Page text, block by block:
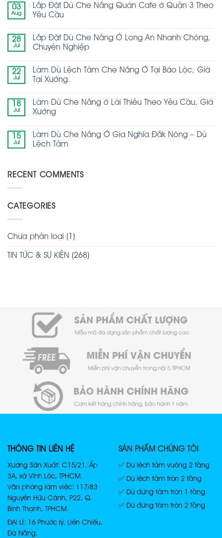
03
Aug
Lắp Đặt Dù Che Nắng Quán Cafe ở Quận 3 Theo
Yêu Cầu
28
Jul
Lắp Đặt Dù Che Nắng Ở Long An Nhanh Chóng,
Chuyên Nghiệp
22
Jul
Làm Dù Lệch Tâm Che Nắng Ở Tại Bảo Lộc, Giá
Tại Xưởng.
18
Jul
Làm Dù Che Nắng ở Lái Thiêu Theo Yêu Cầu, Giá
Xưởng
15
Jul
Làm Dù Che Nắng Ở Gia Nghĩa Đắk Nông – Dù
Lệch Tâm
RECENT COMMENTS
CATEGORIES
Chưa phân loại (1)
TIN TỨC & SỰ KIỆN (268)
THÔNG TIN LIÊN HỆ
Xưởng Sản Xuất: C15/21, Ấp
3A, xã Vĩnh Lộc, TPHCM.
Văn phòng làm việc: 117/83
Nguyễn Hữu Cảnh, P22, Q.
Bình Thạnh, TPHCM.
ĐẠI LÍ: 16 Phước lý, Liên Chiểu,
Đà Nẵng.
SẢN PHẨM CHÚNG TÔI
✅ Dù lệch tâm vuông 2 tầng
✅ Dù lệch tâm tròn 2 tầng
✅ Dù đứng tâm tròn 1 tầng
✅ Dù đứng tâm tròn 2 tầng